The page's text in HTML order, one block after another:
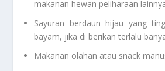
makanan hewan peliharaan
Sayuran berdaun hijau yang
bayam, jika di berikan terlalu
Makanan olahan atau snack